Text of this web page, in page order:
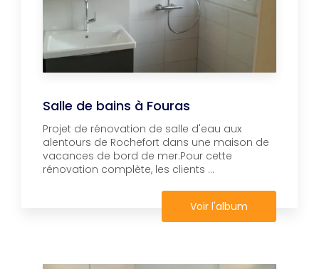
Salle de bains à Fouras
Projet de rénovation de salle d'eau aux
alentours de Rochefort dans une maison de
vacances de bord de mer.Pour cette
rénovation complète, les clients ...
Voir l'album